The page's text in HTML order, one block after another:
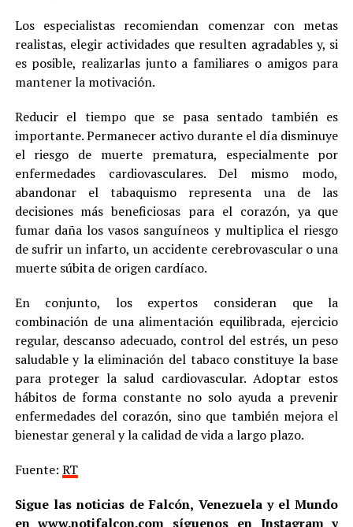
Los especialistas recomiendan comenzar con metas
realistas, elegir actividades que resulten agradables y, si
es posible, realizarlas junto a familiares o amigos para
mantener la motivación.
Reducir el tiempo que se pasa sentado también es
importante. Permanecer activo durante el día disminuye
el riesgo de muerte prematura, especialmente por
enfermedades cardiovasculares. Del mismo modo,
abandonar el tabaquismo representa una de las
decisiones más beneficiosas para el corazón, ya que
fumar daña los vasos sanguíneos y multiplica el riesgo
de sufrir un infarto, un accidente cerebrovascular o una
muerte súbita de origen cardíaco.
En conjunto, los expertos consideran que la
combinación de una alimentación equilibrada, ejercicio
regular, descanso adecuado, control del estrés, un peso
saludable y la eliminación del tabaco constituye la base
para proteger la salud cardiovascular. Adoptar estos
hábitos de forma constante no solo ayuda a prevenir
enfermedades del corazón, sino que también mejora el
bienestar general y la calidad de vida a largo plazo.
Fuente: RT
Sigue las noticias de Falcón, Venezuela y el Mundo
enwww.notifalcon.com síguenos en Instagram y